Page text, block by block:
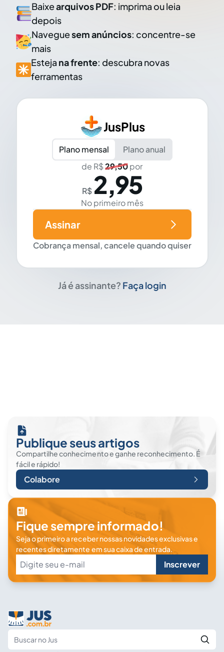
Baixearquivos PDF: imprima ou leia
depois
Naveguesem anúncios: concentre-se
mais
Esteja na frente: descubra novas
ferramentas
JusPlus
Plano mensal
Plano anual
de R$29,50por
R$ 2,95
No primeiro mês
Cobrança mensal, cancele quando quiser
Assinar
Já é assinante? Faça login
Publique seus artigos
Compartilhe conhecimento e ganhe reconhecimento. É
fácil e rápido!
Colabore
Fique sempre informado!
Seja o primeiro a receber nossas novidades exclusivas e
recentes diretamente em sua caixa de entrada.
Inscrever